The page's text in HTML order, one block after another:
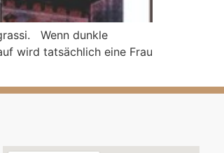
Wenn dunkle
wird tatsächlich eine Frau